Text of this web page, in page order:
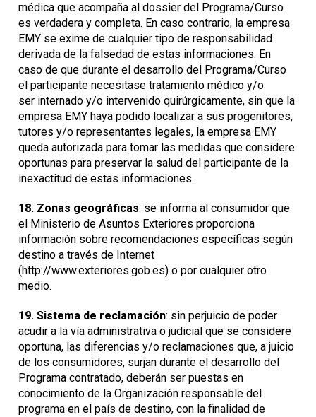
médica que acompaña al dossier del Programa/Curso
es verdadera y completa. En caso contrario, la empresa
EMY se exime de cualquier tipo de responsabilidad
derivada de la falsedad de estas informaciones. En
caso de que durante el desarrollo del Programa/Curso
el participante necesitase tratamiento médico y/o
ser internado y/o intervenido quirúrgicamente, sin que la
empresa EMY haya podido localizar a sus progenitores,
tutores y/o representantes legales, la empresa EMY
queda autorizada para tomar las medidas que considere
oportunas para preservar la salud del participante de la
inexactitud de estas informaciones.
18. Zonas geográficas: se informa al consumidor que
el Ministerio de Asuntos Exteriores proporciona
información sobre recomendaciones específicas según
destino a través de Internet
(http://www.exteriores.gob.es) o por cualquier otro
medio.
19. Sistema de reclamación: sin perjuicio de poder
acudir a la vía administrativa o judicial que se considere
oportuna, las diferencias y/o reclamaciones que, a juicio
de los consumidores, surjan durante el desarrollo del
Programa contratado, deberán ser puestas en
conocimiento de la Organización responsable del
programa en el país de destino, con la finalidad de